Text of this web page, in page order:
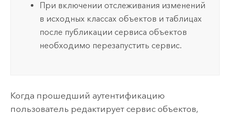
При включении отслеживания изменений
в исходных классах объектов и таблицах
после публикации сервиса объектов
необходимо перезапустить сервис.
Когда прошедший аутентификацию
пользователь редактирует сервис объектов,